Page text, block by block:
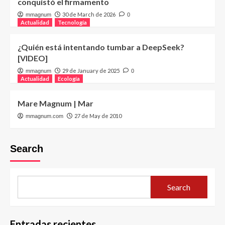
mmagnum 30 de March de 2026 0
Actualidad Tecnología
¿Quién está intentando tumbar a DeepSeek?
[VIDEO]
mmagnum 29 de January de 2025 0
Actualidad Ecología
Mare Magnum | Mar
mmagnum.com 27 de May de 2010
Search
Search